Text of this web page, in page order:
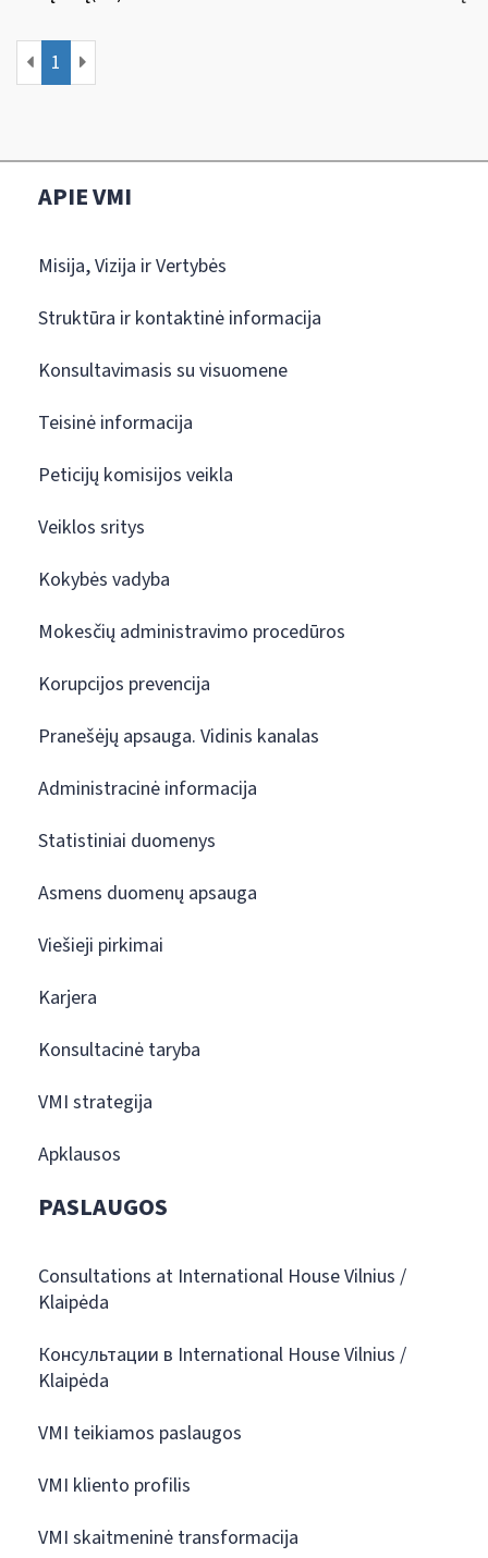
1
APIE VMI
Misija, Vizija ir Vertybės
Struktūra ir kontaktinė informacija
Konsultavimasis su visuomene
Teisinė informacija
Peticijų komisijos veikla
Veiklos sritys
Kokybės vadyba
Mokesčių administravimo procedūros
Korupcijos prevencija
Pranešėjų apsauga. Vidinis kanalas
Administracinė informacija
Statistiniai duomenys
Asmens duomenų apsauga
Viešieji pirkimai
Karjera
Konsultacinė taryba
VMI strategija
Apklausos
PASLAUGOS
Consultations at International House Vilnius /
Klaipėda
Консультации в International House Vilnius /
Klaipėda
VMI teikiamos paslaugos
VMI kliento profilis
VMI skaitmeninė transformacija